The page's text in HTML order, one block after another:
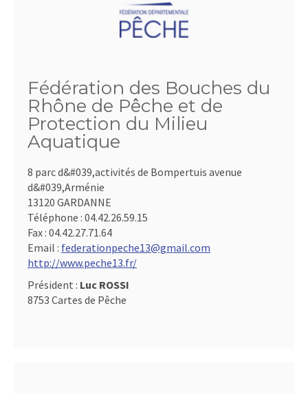
Fédération des Bouches du
Rhône de Pêche et de
Protection du Milieu
Aquatique
8 parc d&#039,activités de Bompertuis avenue
d&#039,Arménie
13120 GARDANNE
Téléphone : 04.42.26.59.15
Fax : 04.42.27.71.64
Email : federationpeche13@gmail.com
http://www.peche13.fr/
Président : Luc ROSSI
8753 Cartes de Pêche